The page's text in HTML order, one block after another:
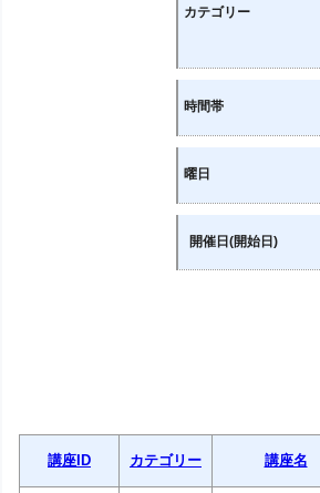
カテゴリー
時間帯
曜日
開催日(開始日)
講座ID カテゴリー 講座名